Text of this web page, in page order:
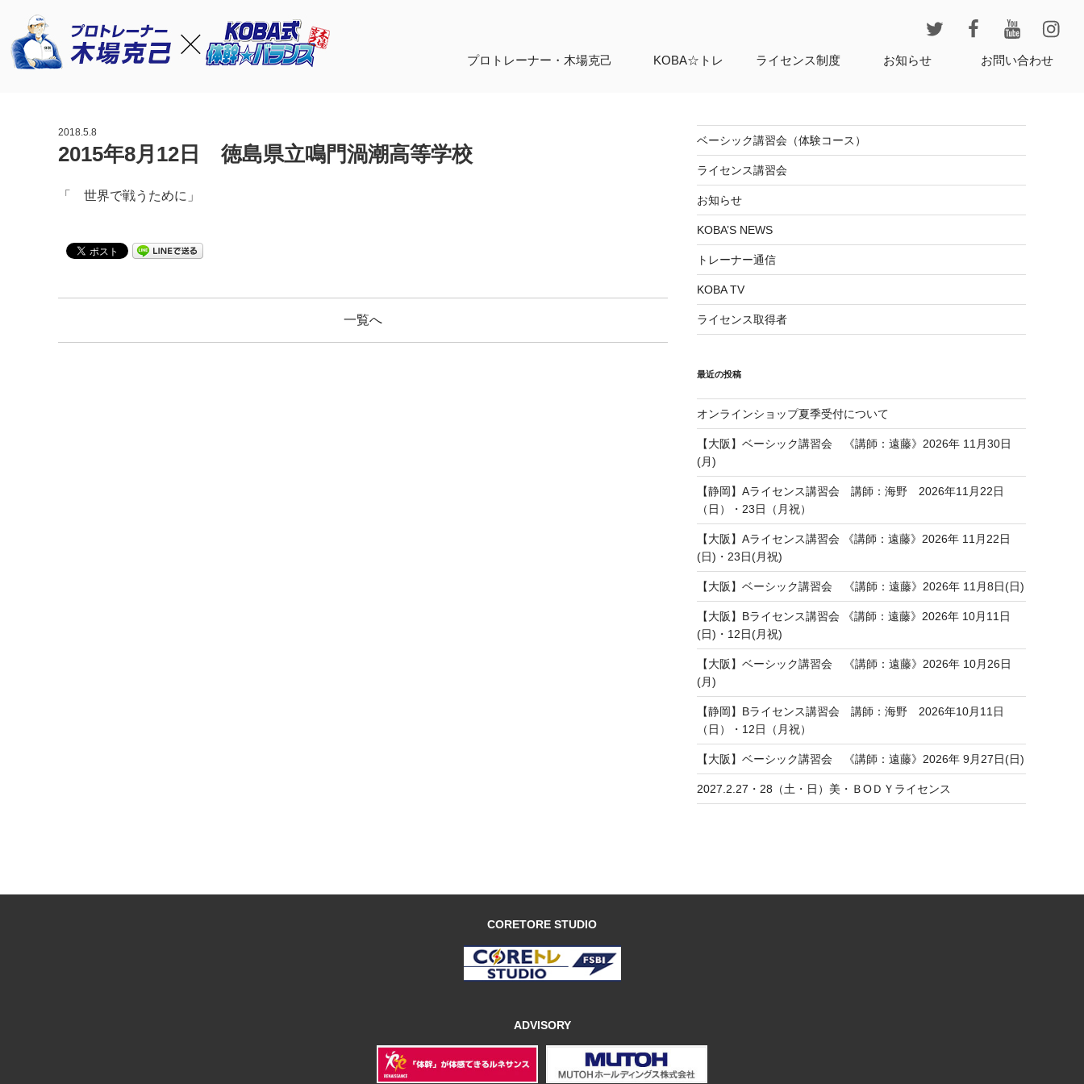
プロトレーナー・ 木場克己 KOBA☆トレ ライセンス制度 お知らせ お問い合わせ
2018.5.8
2015年8月12日 徳島県立鳴門渦潮高等学校
「 世界で戦うために」
一覧へ
ベーシック講習会（体験コース）
ライセンス講習会
お知らせ
KOBA’S NEWS
トレーナー通信
KOBA TV
ライセンス取得者
最近の投稿
オンラインショップ夏季受付について
【大阪】ベーシック講習会 《講師：遠藤》2026年 11月30日
(月)
【静岡】Aライセンス講習会 講師：海野 2026年11月22日
（日）・23日（月祝）
【大阪】Aライセンス講習会 《講師：遠藤》2026年 11月22日
(日)・23日(月祝)
【大阪】ベーシック講習会 《講師：遠藤》2026年 11月8日(日)
【大阪】Bライセンス講習会 《講師：遠藤》2026年 10月11日
(日)・12日(月祝)
【大阪】ベーシック講習会 《講師：遠藤》2026年 10月26日
(月)
【静岡】Bライセンス講習会 講師：海野 2026年10月11日
（日）・12日（月祝）
【大阪】ベーシック講習会 《講師：遠藤》2026年 9月27日(日)
2027.2.27・28（土・日）美・ＢОＤＹライセンス
CORETORE STUDIO
ADVISORY